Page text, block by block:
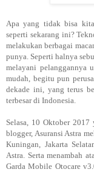
Apa yang tidak bisa
seperti sekarang ini?
melakukan berbagai
punya. Seperti halnya
melayani pelanggannya
mudah, begitu pun
dekade ini, yang terus
terbesar di Indonesia.
Selasa, 10 Oktober
blogger, Asuransi Astra
Kuningan, Jakarta
Astra. Serta menambah
Garda Mobile Otocare